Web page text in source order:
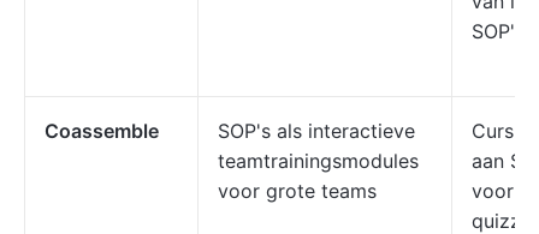
SOP's
Coassemble
SOP's als interactieve
teamtrainingsmodules
voor grote teams
aan